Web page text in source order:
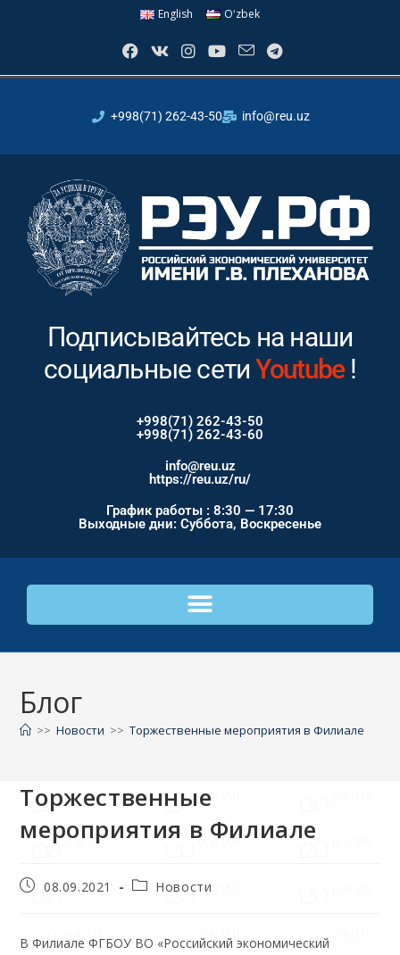
English Oʻzbek
+998(71) 262-43-50 info@reu.uz
Подписывайтесь на наши
социальные сетиFacebook
+998(71) 262-43-50
+998(71) 262-43-60
info@reu.uz
https://reu.uz/ru/
График работы : 8:30 — 17:30
Выходные дни: Суббота, Воскресенье
Блог
>> Новости >> Торжественные мероприятия в Филиале
Торжественные
мероприятия в Филиале
08.09.2021 Новости
В Филиале ФГБОУ ВО «Российский экономический